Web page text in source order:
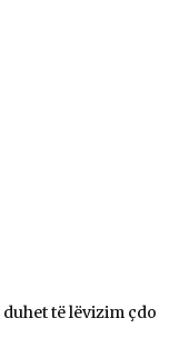
të lëvizim çdo